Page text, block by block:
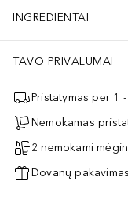
INGREDIENTAI
TAVO PRIVALUMAI
Pristatymas per 1
Nemokamas
2 nemokami
Dovanų pakavimas